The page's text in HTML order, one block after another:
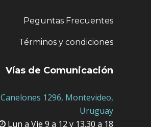
Peguntas Frecuentes
Términos y condiciones
Vías de Comunicación
Canelones 1296, Montevideo,
Uruguay
Lun a Vie 9 a 12 y 13.30 a 18